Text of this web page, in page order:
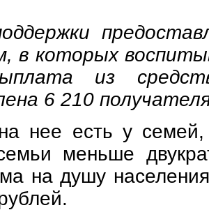
в которых
из
6 210
нее есть у
меньше
на душу